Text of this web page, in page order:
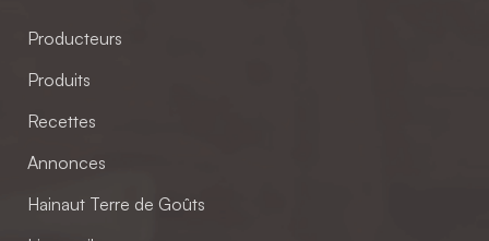
Producteurs
Produits
Recettes
Annonces
Hainaut Terre de Goûts